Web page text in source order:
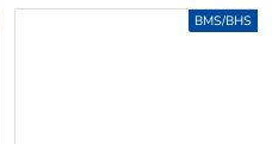
BMS/BHS